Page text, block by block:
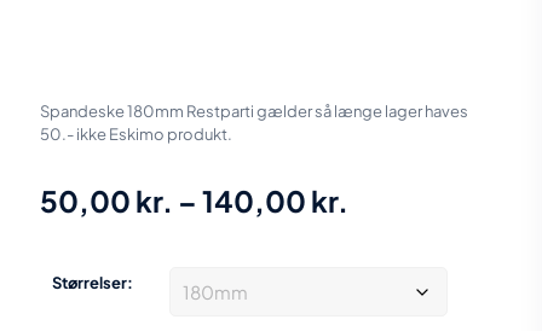
Spandeske 180mm Restparti gælder så længe lager haves
50.- ikke Eskimo produkt.
50,00 kr. – 140,00 kr.
140,00 kr.
Størrelser: